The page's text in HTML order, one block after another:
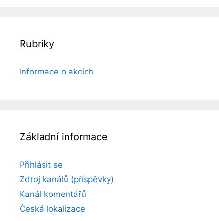
Rubriky
Informace o akcích
Základní informace
Přihlásit se
Zdroj kanálů (příspěvky)
Kanál komentářů
Česká lokalizace